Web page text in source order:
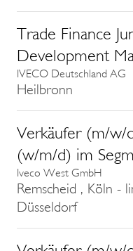
Trade Finance
Development
IVECO Deutschland AG
Heilbronn
Verkäufer (m/w/
(w/m/d) im
Iveco West GmbH
Remscheid , Köln -
Düsseldorf